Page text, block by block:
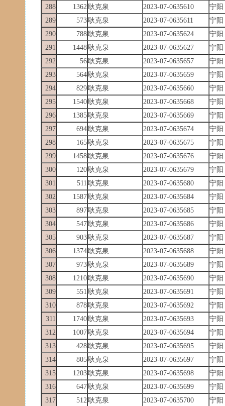
288
1362耿克泉 2023-07-0635610
宁阳
289
573耿克泉 2023-07-0635611
宁阳
290
788耿克泉 2023-07-0635624
宁阳
291
1448耿克泉 2023-07-0635627
宁阳
292
56耿克泉 2023-07-0635657
宁阳
293
564耿克泉 2023-07-0635659
宁阳
294
829耿克泉 2023-07-0635660
宁阳
295
1540耿克泉 2023-07-0635668
宁阳
296
1385耿克泉 2023-07-0635669
宁阳
297
694耿克泉 2023-07-0635674
宁阳
298
165耿克泉 2023-07-0635675
宁阳
299
1458耿克泉 2023-07-0635676
宁阳
300
120耿克泉 2023-07-0635679
宁阳
301
511 耿克泉 2023-07-0635680
宁阳
302
1587耿克泉 2023-07-0635684
宁阳
303
897耿克泉 2023-07-0635685
宁阳
304
547耿克泉 2023-07-0635686
宁阳
305
903耿克泉 2023-07-0635687
宁阳
306
1374耿克泉 2023-07-0635688
宁阳
307
973耿克泉 2023-07-0635689
宁阳
308
1210耿克泉 2023-07-0635690
宁阳
309
551 耿克泉 2023-07-0635691
宁阳
310
878耿克泉 2023-07-0635692
宁阳
311
1740耿克泉 2023-07-0635693
宁阳
312
1007耿克泉 2023-07-0635694
宁阳
313
428耿克泉 2023-07-0635695
宁阳
314
805耿克泉 2023-07-0635697
宁阳
315
1203耿克泉 2023-07-0635698
宁阳
316
647耿克泉 2023-07-0635699
宁阳
317
512耿克泉 2023-07-0635700 宁阳